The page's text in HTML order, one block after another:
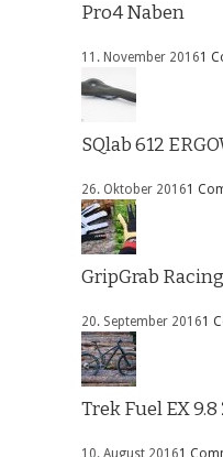
Pro4 Naben
11. November 20161
SQlab 612
26. Oktober 20161
GripGrab
20. September 20161
Trek Fuel EX 9.8
10. August 20161